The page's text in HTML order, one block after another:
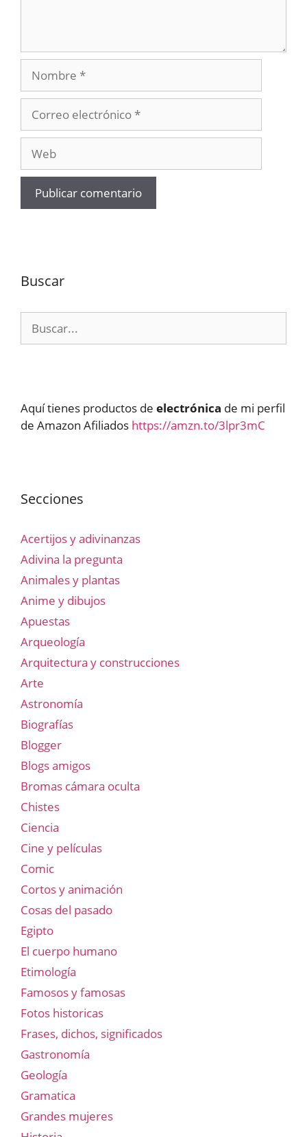
Nombre
electrónico
Buscar
Aquí tienes productos de electrónica de mi perfil
de Amazon Afiliados https://amzn.to/3lpr3mC
Secciones
Acertijos y adivinanzas
Adivina la pregunta
Animales y plantas
Anime y dibujos
Apuestas
Arqueología
Arquitectura y construcciones
Arte
Astronomía
Biografías
Blogger
Blogs amigos
Bromas cámara oculta
Chistes
Ciencia
Cine y películas
Comic
Cortos y animación
Cosas del pasado
Egipto
El cuerpo humano
Etimología
Famosos y famosas
Fotos historicas
Frases, dichos, significados
Gastronomía
Geología
Gramatica
Grandes mujeres